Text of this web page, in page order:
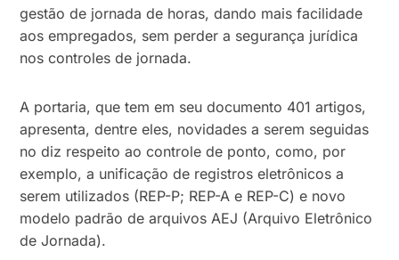
gestão de jornada de horas, dando mais facilidade
aos empregados, sem perder a segurança jurídica
nos controles de jornada.
A portaria, que tem em seu documento 401 artigos,
apresenta, dentre eles, novidades a serem seguidas
no diz respeito ao controle de ponto, como, por
exemplo, a unificação de registros eletrônicos a
serem utilizados (REP-P; REP-A e REP-C) e novo
modelo padrão de arquivos AEJ (Arquivo Eletrônico
de Jornada).